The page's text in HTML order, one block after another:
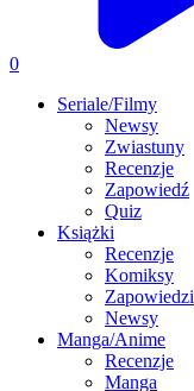
0
Seriale/Filmy
Newsy
Zwiastuny
Recenzje
Zapowiedź
Quiz
Książki
Recenzje
Komiksy
Zapowiedzi
Newsy
Manga/Anime
Recenzje
Manga